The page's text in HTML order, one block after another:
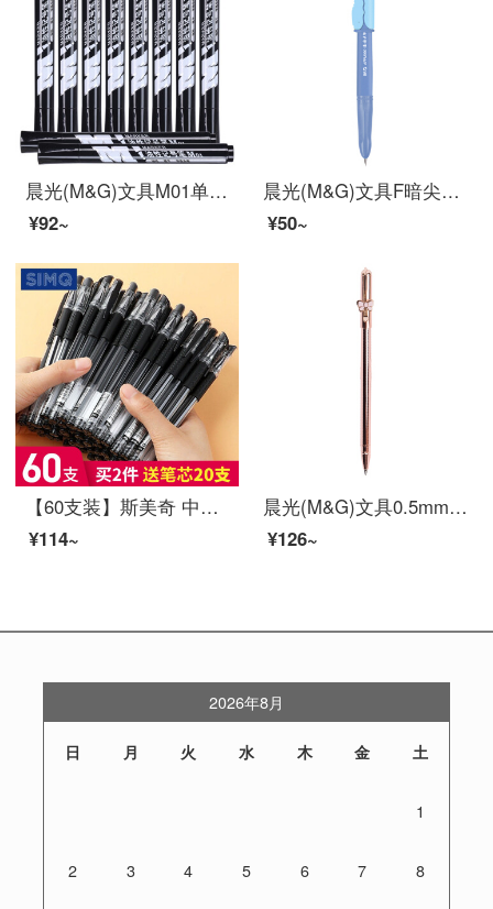
晨光(M&G)文具M01单头黑色记号笔 油性马克笔 物流笔标记大头笔 10支/盒APMY2204
¥92~
晨光(M&G)文具F暗尖直液式钢笔 学生练字笔墨水笔 优握系列钢笔套装(钢笔*1+6支黑色墨囊) 蓝色笔杆HAFP0666
¥50~
【60支装】斯美奇 中性笔批发办公文具用品碳素水笔芯水笔学生签字笔 0.5mm 黑色60只一盒装
¥114~
晨光(M&G)文具0.5mm黑色中性笔 蝴蝶结款金属子弹头签字笔 玫瑰金水笔 单支装AGPW9503
¥126~
2026年8月
日 月 火 水 木 金 土
1
2 3 4 5 6 7 8